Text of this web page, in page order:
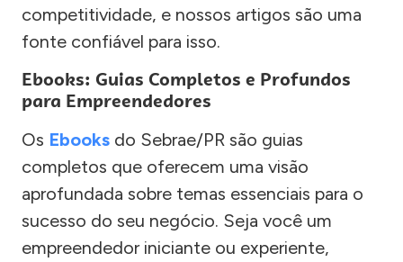
competitividade, e nossos artigos são uma
fonte confiável para isso.
Ebooks: Guias Completos e Profundos
para Empreendedores
Os Ebooks do Sebrae/PR são guias
completos que oferecem uma visão
aprofundada sobre temas essenciais para o
sucesso do seu negócio. Seja você um
empreendedor iniciante ou experiente,